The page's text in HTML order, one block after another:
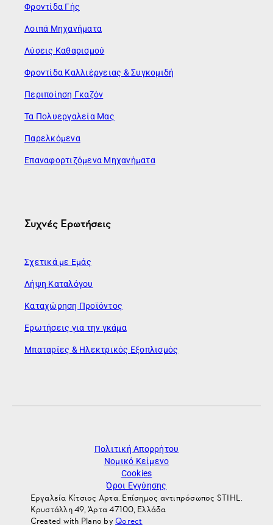
Φροντίδα Γής
Λοιπά Μηχανήματα
Λύσεις Καθαρισμού
Φροντίδα Καλλιέργειας & Συγκομιδή
Περιποίηση Γκαζόν
Τα Πολυεργαλεία Μας
Παρελκόμενα
Επαναφορτιζόμενα Μηχανήματα
Συχνές Ερωτήσεις
Σχετικά με Εμάς
Λήψη Καταλόγου
Καταχώρηση Προϊόντος
Ερωτήσεις για την γκάμα
Μπαταρίες & Ηλεκτρικός Εξοπλισμός
Πολιτική Απορρήτου
Νομικό Κείμενο
Cookies
Όροι Εγγύησης
Εργαλεία Κίτσιος Αρτα. Επίσημος αντιπρόσωπος STIHL.
Κρυστάλλη 49, Άρτα 47100, Ελλάδα
Created with Plano byQorect